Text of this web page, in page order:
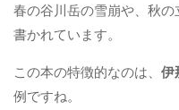
春の谷川岳の雪崩や、秋
書かれています。
この本の特徴的なのは、 伊
例ですね。